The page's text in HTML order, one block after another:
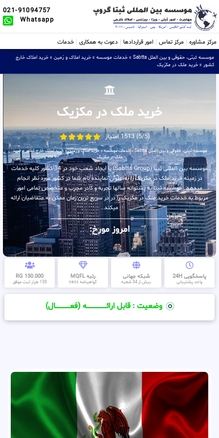
021-91094757
Whatsapp
مرکز مشاوره مرکز تماس امور قراردادها دعوت به همکاری خدمات
موسسه ثبتی، حقوقی و بین الملل Sabtta » خدمات موسسه » خرید املاک و زمین » خرید املاک خارج
کشور » خرید ملک در مکزیک
خرید ملک در مکزیک
(5/5) 1513 امتیاز
موسسه ثبتی، حقوقی و بین الملل Sabtta »خدمات موسسه»خرید املاک و زمین»خرید املاک خارج کشور»خرید
ملک در مکزیک
موسسه بین المللی ثبتا (Sabtta Group) با ایجاد شعب خود در 34 کشور کلیه خدمات
در زمینه خرید ملک در مکزیک را به عنوان نماینده تام شما در کشور مورد نظر انجام
میدهد . موسسه ثبتا به پشتوانه سالها تجربه و کادر مجرب و متخصص تمامی امور
مربوط به خدمات خرید ملک در مکزیک را در در سریع ترین زمان ممکن به متقاضیان ارائه
میکند .
امروز مورخ:
پاسخگویی 24H
واحد پشتیبانی
شبکه جهانی
بیش از 34 شعبه
رتبه MQFL
گواهینامه cess
130.000 RG
130 هزار ثبت موفق
وضعیت : قابل ارائــــــــــــــــــــه (فعـــــــــــــــال)